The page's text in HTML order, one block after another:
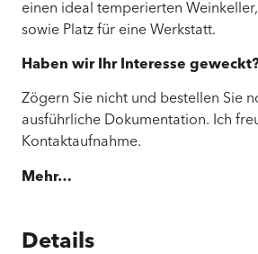
einen ideal temperierten
sowie Platz für eine Werkstatt.
Haben wir Ihr Interesse
Zögern Sie nicht und bestellen Sie
ausführliche Dokumentation. Ich
Kontaktaufnahme.
Mehr…
Details